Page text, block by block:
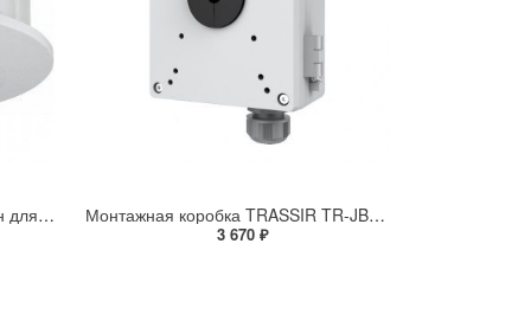
Потолочный скрытый кронштейн для купольной PTZ-камеры SHD-3000F1 Монтажная коробка TRASSIR TR-JB602
3 670 ₽